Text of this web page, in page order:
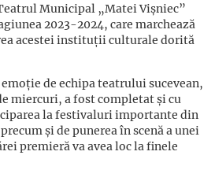
Municipal „Matei Vișniec”
2023-2024, care marchează
acestei instituții culturale dorită
de echipa teatrului sucevean,
miercuri, a fost completat și cu
la festivaluri importante din
și de punerea în scenă a unei
premieră va avea loc la finele